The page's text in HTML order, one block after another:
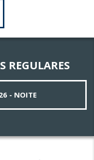
REGULARES
- NOITE